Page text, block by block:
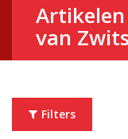
van
Filters